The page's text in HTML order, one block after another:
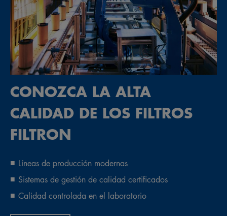
CONOZCA LA ALTA
CALIDAD DE LOS FILTROS
FILTRON
Líneas de producción modernas
Sistemas de gestión de calidad certificados
Calidad controlada en el laboratorio